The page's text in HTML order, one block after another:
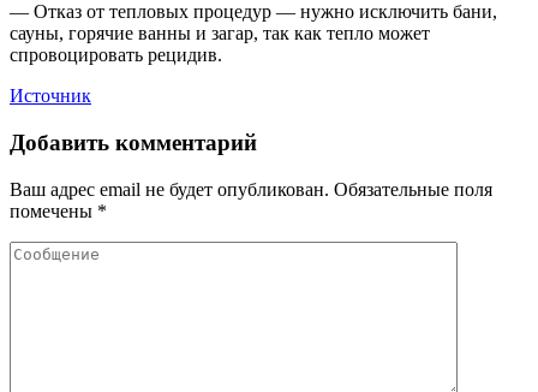
— Отказ от тепловых процедур — нужно исключить бани,
сауны, горячие ванны и загар, так как тепло может
спровоцировать рецидив.
Источник
Добавить комментарий
Ваш адрес email не будет опубликован. Обязательные поля
помечены *